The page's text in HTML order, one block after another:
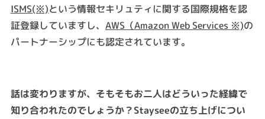
ISMS(※)という情報セキリュティに関する国際規格を認
証登録していますし、 AWS（Amazon Web Services ※)の
パートナーシップにも認定されています。
話は変わりますが、そもそもお二人はどういった経緯で
知り合われたのでしょうか？Stayseeの立ち上げについ